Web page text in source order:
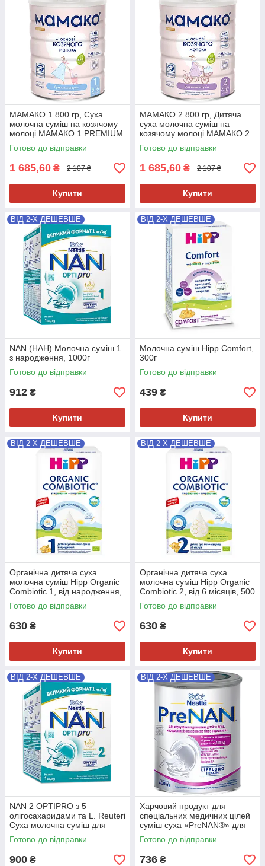
МАМАКО 1 800 гр, Суха
молочна суміш на козячому
молоці МАМАКО 1 PREMIUM
0-6 міс, 800 гр
Готово до відправки
1 685,60 ₴ 2 107 ₴
Купити
МАМАКО 2 800 гр, Дитяча
суха молочна суміш на
козячому молоці МАМАКО 2
PREMIUM 6-12 міс, 800 гр
Готово до відправки
1 685,60 ₴ 2 107 ₴
Купити
ВІД 2-Х ДЕШЕВШЕ
NAN (НАН) Молочна суміш 1
з народження, 1000г
Готово до відправки
912 ₴
Купити
ВІД 2-Х ДЕШЕВШЕ
Молочна суміш Hipp Comfort,
300г
Готово до відправки
439 ₴
Купити
ВІД 2-Х ДЕШЕВШЕ
Органічна дитяча суха
молочна суміш Hipp Organic
Combiotic 1, від народження,
500 гр
Готово до відправки
630 ₴
Купити
ВІД 2-Х ДЕШЕВШЕ
Органічна дитяча суха
молочна суміш Hipp Organic
Combiotic 2, від 6 місяців, 500
гр
Готово до відправки
630 ₴
Купити
ВІД 2-Х ДЕШЕВШЕ
NAN 2 OPTIPRO з 5
олігосахаридами та L. Reuteri
Суха молочна суміш для
дітей з 6 місяців, 1 кг
Готово до відправки
900 ₴
ВІД 2-Х ДЕШЕВШЕ
Харчовий продукт для
спеціальних медичних цілей
суміш суха «PreNAN®» для
харчування недоношених
дітей та дітей, народжених із
Готово до відправки
736 ₴